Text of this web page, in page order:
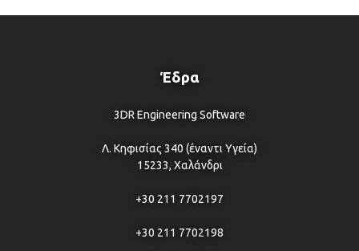
Έδρα
3DR Engineering Software
Λ. Κηφισίας 340 (έναντι Υγεία)
15233, Χαλάνδρι
+30 211 7702197
+30 211 7702198